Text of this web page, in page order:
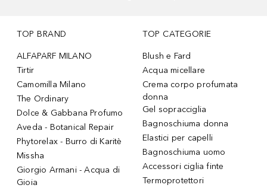
TOP BRAND
ALFAPARF MILANO
Tirtir
Camomilla Milano
The Ordinary
Dolce & Gabbana Profumo
Aveda - Botanical Repair
Phytorelax - Burro di Karitè
Missha
Giorgio Armani - Acqua di
Gioia
TOP CATEGORIE
Blush e Fard
Acqua micellare
Crema corpo profumata
donna
Gel sopracciglia
Bagnoschiuma donna
Elastici per capelli
Bagnoschiuma uomo
Accessori ciglia finte
Termoprotettori